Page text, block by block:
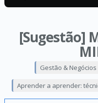
[Sugestão]
Gestão & Negócios
Aprender a aprender: